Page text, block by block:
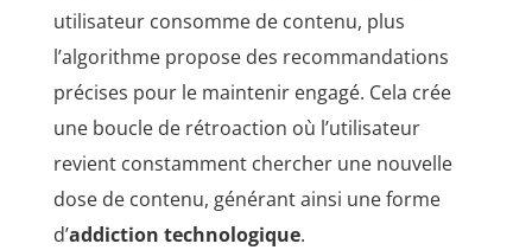
utilisateur consomme de contenu, plus
l’algorithme propose des recommandations
précises pour le maintenir engagé. Cela crée
une boucle de rétroaction où l’utilisateur
revient constamment chercher une nouvelle
dose de contenu, générant ainsi une forme
d’addiction technologique.